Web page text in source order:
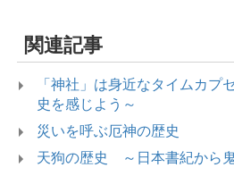
関連記事
「神社」は身近なタイムカプ
史を感じよう～
災いを呼ぶ厄神の歴史
天狗の歴史 ～日本書紀から